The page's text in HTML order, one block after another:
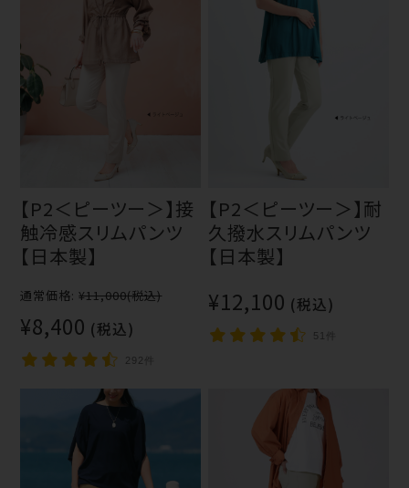
【P2＜ピーツー＞】接
触冷感スリムパンツ
【日本製】
通常価格: ¥11,000(税込)
¥8,400 (税込)
292件
【P2＜ピーツー＞】耐
久撥水スリムパンツ
【日本製】
¥12,100 (税込)
51件